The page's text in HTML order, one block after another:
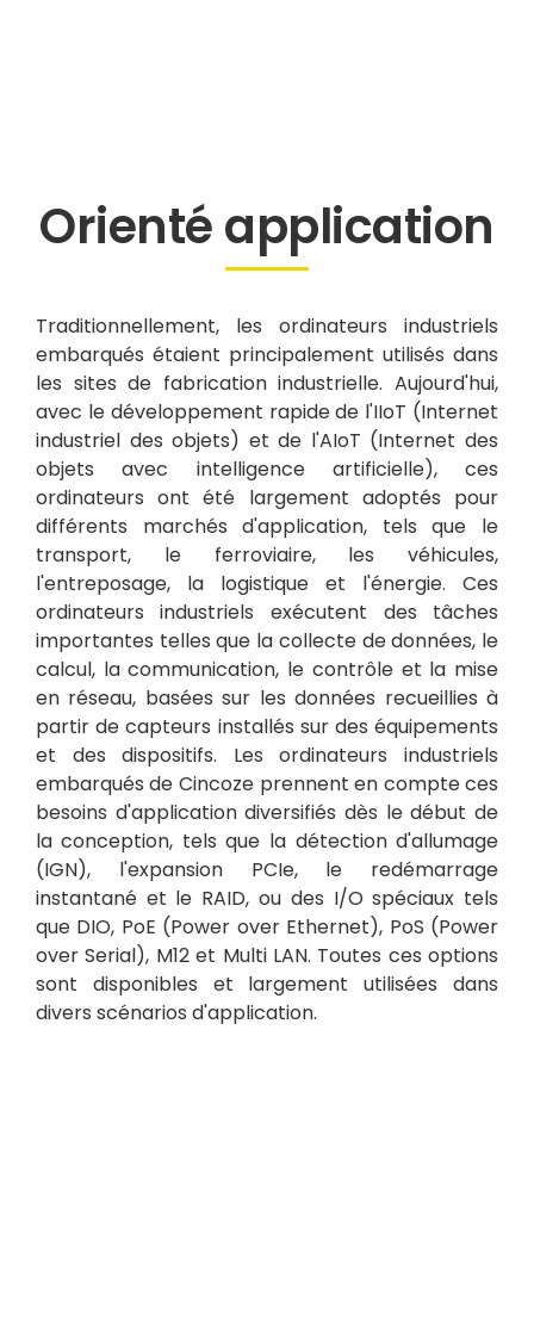
Orienté application
Traditionnellement, les ordinateurs industriels
embarqués étaient principalement utilisés dans
les sites de fabrication industrielle. Aujourd'hui,
avec le développement rapide de l'IIoT (Internet
industriel des objets) et de l'AIoT (Internet des
objets avec intelligence artificielle), ces
ordinateurs ont été largement adoptés pour
différents marchés d'application, tels que le
transport, le ferroviaire, les véhicules,
l'entreposage, la logistique et l'énergie. Ces
ordinateurs industriels exécutent des tâches
importantes telles que la collecte de données, le
calcul, la communication, le contrôle et la mise
en réseau, basées sur les données recueillies à
partir de capteurs installés sur des équipements
et des dispositifs. Les ordinateurs industriels
embarqués de Cincoze prennent en compte ces
besoins d'application diversifiés dès le début de
la conception, tels que la détection d'allumage
(IGN), l'expansion PCIe, le redémarrage
instantané et le RAID, ou des I/O spéciaux tels
que DIO, PoE (Power over Ethernet), PoS (Power
over Serial), M12 et Multi LAN. Toutes ces options
sont disponibles et largement utilisées dans
divers scénarios d'application.